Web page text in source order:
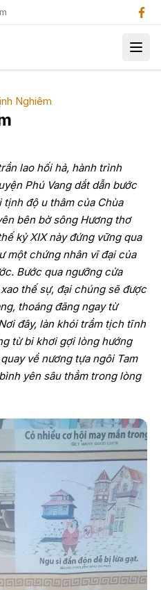
Nghiêm
lao hối hả, hành trình
Phú Vang dắt dẫn bước
độ u thâm của Chùa
bên bờ sông Hương thơ
kỷ XIX này đứng vững qua
một chứng nhân vĩ đại của
Bước qua ngưỡng cửa
thế sự, đại chúng sẽ được
thoáng đãng ngay từ
đây, làn khói trầm tịch tĩnh
từ bi khơi gợi lòng hướng
về nương tựa ngôi Tam
yên sâu thẳm trong lòng